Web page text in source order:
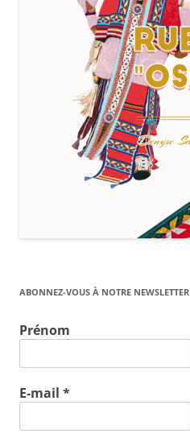
ABONNEZ-VOUS À NOTRE NEWSLETTER
Prénom
E-mail *